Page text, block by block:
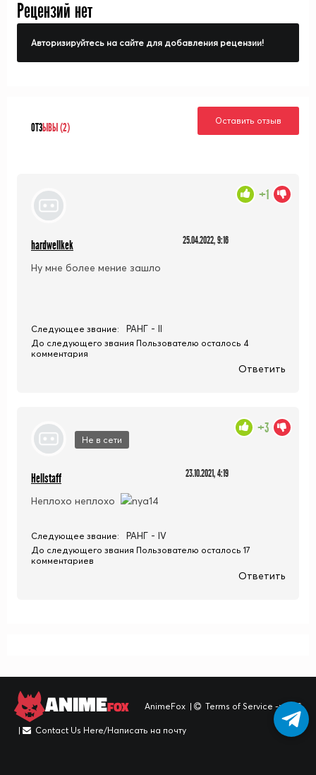
Рецензий нет
Авторизируйтесь на сайте для добавления рецензии!
ОТЗЫВЫ (2)
Оставить отзыв
hardwellkek 25.04.2022, 9:16
Ну мне более мение зашло
+1
Следующее звание: РАНГ - II
До следующего звания Пользователю осталось 4
комментария
Ответить
Не в сети
Hellstaff 23.10.2021, 4:19
Неплохо неплохо
+3
Следующее звание: РАНГ - IV
До следующего звания Пользователю осталось 17
комментариев
Ответить
ANIMEFOX AnimeFox | Terms of Service -> TOS
| Contact Us Here/Написать на почту